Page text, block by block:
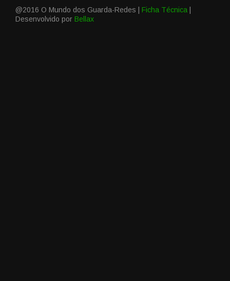
@2016 O Mundo dos Guarda-Redes | Ficha Técnica
Desenvolvido por Bellax